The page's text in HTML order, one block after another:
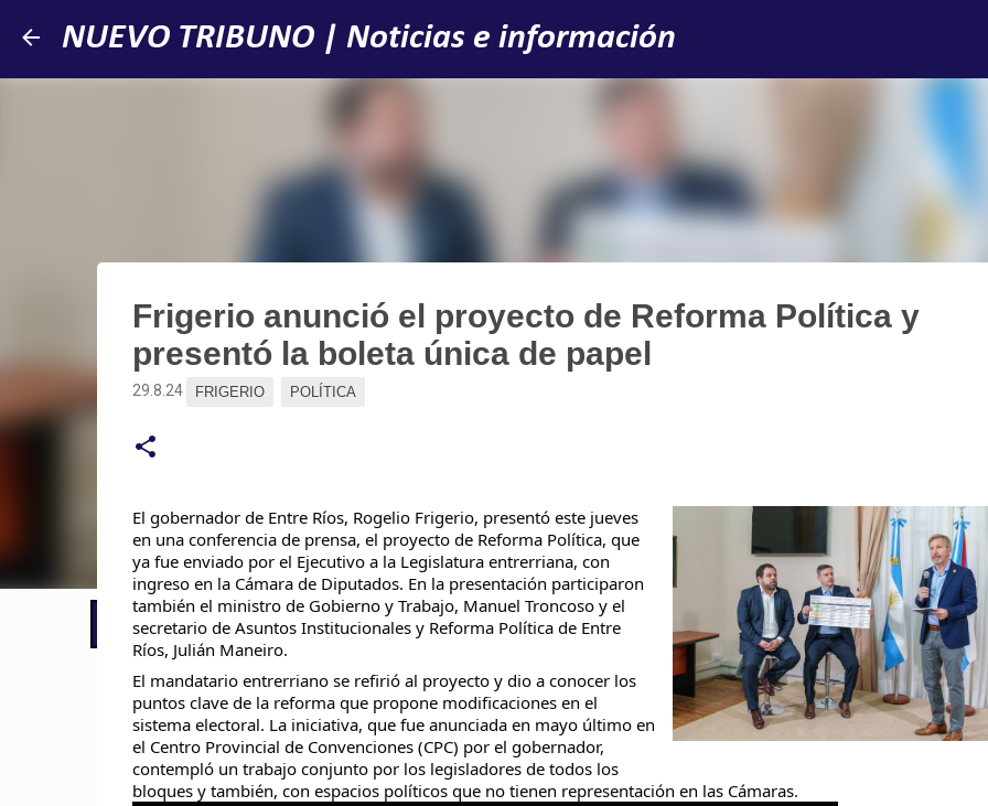
Ir al contenido principal
NUEVO TRIBUNO | Noticias e información
📢 LO ÚLTIMO Insólito en Entre Ríos: chocó, huyó y se encontró con la ví
Frigerio anunció el proyecto de Reforma Política y
presentó la boleta única de papel
29.8.24 FRIGERIO POLÍTICA
El gobernador de Entre Ríos, Rogelio Frigerio, presentó este jueves
en una conferencia de prensa, el proyecto de Reforma Política, que
ya fue enviado por el Ejecutivo a la Legislatura entrerriana, con
ingreso en la Cámara de Diputados. En la presentación participaron
también el ministro de Gobierno y Trabajo, Manuel Troncoso y el
secretario de Asuntos Institucionales y Reforma Política de Entre
Ríos, Julián Maneiro.
El mandatario entrerriano se refirió al proyecto y dio a conocer los
puntos clave de la reforma que propone modificaciones en el
sistema electoral. La iniciativa, que fue anunciada en mayo último en
el Centro Provincial de Convenciones (CPC) por el gobernador,
contempló un trabajo conjunto por los legisladores de todos los
bloques y también, con espacios políticos que no tienen representación en las Cámaras.